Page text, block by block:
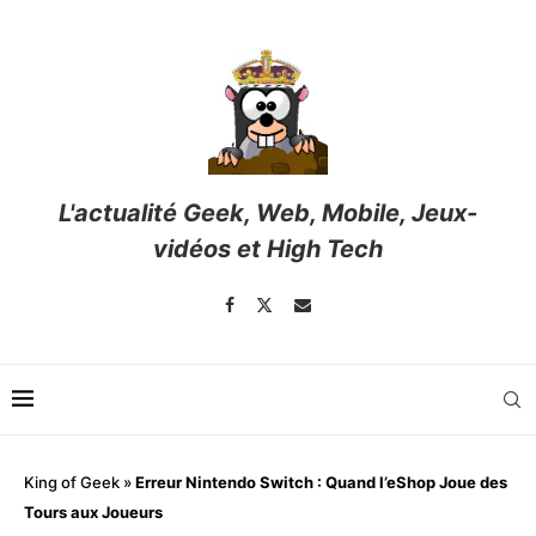
L'actualité Geek, Web, Mobile, Jeux-
vidéos et High Tech
King of Geek »Erreur Nintendo Switch : Quand l’eShop Joue des
Tours aux Joueurs